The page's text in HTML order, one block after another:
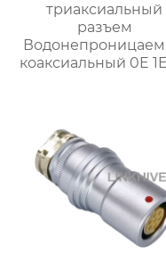
триаксиальный
разъем
коаксиальный 0E